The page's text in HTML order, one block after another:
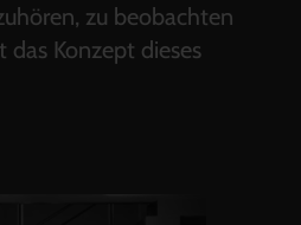
zu beobachten
Konzept dieses